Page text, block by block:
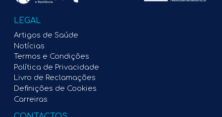
LEGAL
Artigos de Saúde
Notícias
Termos e Condições
Política de Privacidade
Livro de Reclamações
Definições de Cookies
Carreiras